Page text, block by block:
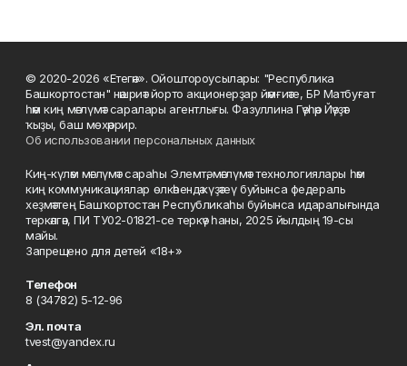
© 2020-2026 «Етегән». Ойоштороусылары: "Республика
Башкортостан" нәшриәт йорто акционерҙар йәмғиәте, БР Матбуғат
һәм киң мәғлүмәт саралары агентлығы. Фазуллина Гәүһәр Йәүҙәт
ҡыҙы, баш мөхәррир.
Об использовании персональных данных
Киң-күләм мәғлүмәт сараһы Элемтә, мәғлүмәт технологиялары һәм
киң коммуникациялар өлкәһендә күҙәтеү буйынса федераль
хеҙмәттең Башҡортостан Республикаһы буйынса идаралығында
теркәлгән, ПИ ТУ02-01821-се теркәү һаны, 2025 йылдың 19-сы
майы.
Запрещено для детей «18+»
Телефон
8 (34782) 5-12-96
Эл. почта
tvest@yandex.ru